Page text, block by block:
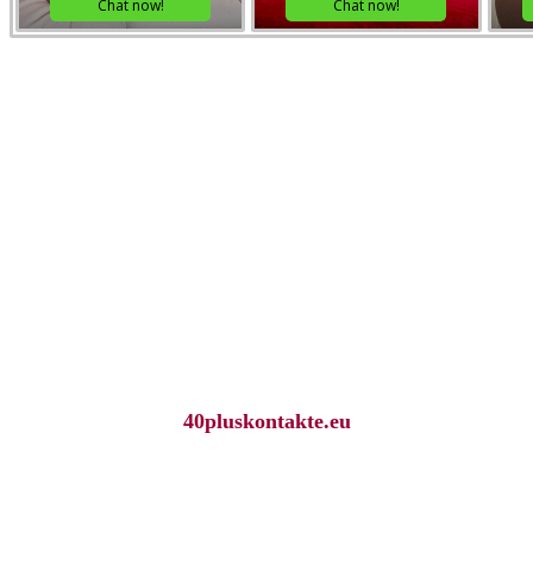
40pluskontakte.eu